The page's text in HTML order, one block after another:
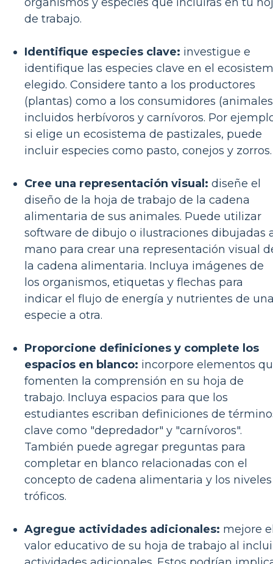
de trabajo.
Identifique especies clave: investigue e
identifique las especies clave en el
elegido. Considere tanto a los productores
(plantas) como a los consumidores
incluidos herbívoros y carnívoros. Por
si elige un ecosistema de pastizales, puede
incluir especies como pasto, conejos y zorros.
Cree una representación visual: diseñe el
diseño de la hoja de trabajo de la cadena
alimentaria de sus animales. Puede utilizar
software de dibujo o ilustraciones dibujadas
mano para crear una representación visual
la cadena alimentaria. Incluya imágenes de
los organismos, etiquetas y flechas para
indicar el flujo de energía y nutrientes de
especie a otra.
Proporcione definiciones y complete los
espacios en blanco: incorpore elementos
fomenten la comprensión en su hoja de
trabajo. Incluya espacios para que los
estudiantes escriban definiciones de
clave como "depredador" y "carnívoros".
También puede agregar preguntas para
completar en blanco relacionadas con el
concepto de cadena alimentaria y los niveles
tróficos.
Agregue actividades adicionales: mejore
valor educativo de su hoja de trabajo al